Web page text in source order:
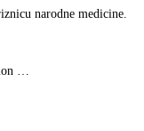
narodne medicine.
…